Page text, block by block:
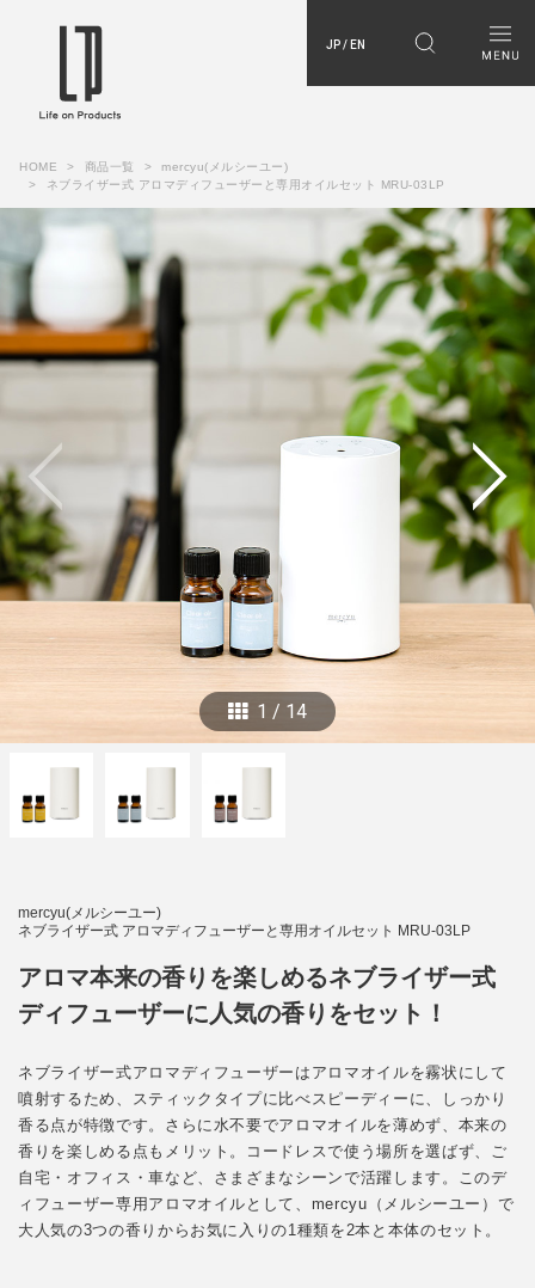
JP / EN
HOME 商品一覧
mercyu(メルシーユー)
ネブライザー式 アロマディフューザーと専用オイルセット MRU-03LP
mercyu(メルシーユー)
ネブライザー式 アロマディフューザーと専用オイルセット MRU-03LP
アロマ本来の香りを楽しめるネブライザー式
ディフューザーに人気の香りをセット！
ネブライザー式アロマディフューザーはアロマオイルを霧状にして
噴射するため、スティックタイプに比べスピーディーに、しっかり
香る点が特徴です。さらに水不要でアロマオイルを薄めず、本来の
香りを楽しめる点もメリット。コードレスで使う場所を選ばず、ご
自宅・オフィス・車など、さまざまなシーンで活躍します。このデ
ィフューザー専用アロマオイルとして、mercyu（メルシーユー）で
大人気の3つの香りからお気に入りの1種類を2本と本体のセット。
1 / 14